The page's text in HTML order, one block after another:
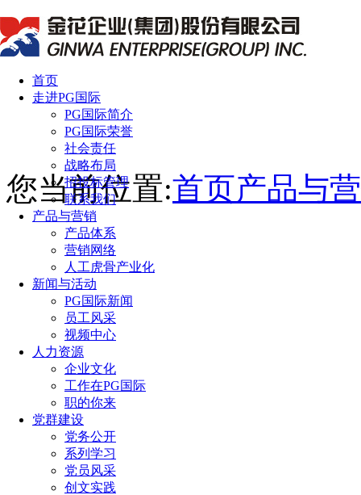
首页
走进PG国际
PG国际简介
PG国际荣誉
社会责任
战略布局
招投标管理
联系我们
产品与营销
产品体系
营销网络
人工虎骨产业化
新闻与活动
PG国际新闻
员工风采
视频中心
人力资源
企业文化
工作在PG国际
职的你来
党群建设
党务公开
系列学习
党员风采
创文实践
您当前位置:首页产品与